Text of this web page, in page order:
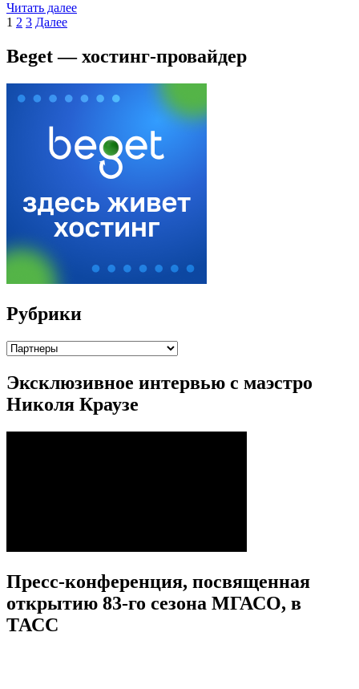
Читать далее
Пагинация
записей
Страница
1 Страница
2 Страница
3 Далее
Beget — хостинг-провайдер
Рубрики
Рубрики
Эксклюзивное интервью с маэстро
Николя Краузе
Пресс-конференция, посвященная
открытию 83-го сезона МГАСО, в
ТАСС